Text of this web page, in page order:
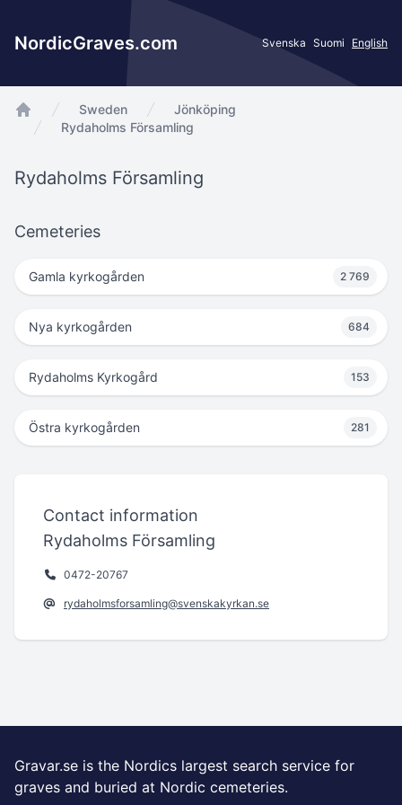
NordicGraves.com Svenska Suomi English
app.Start
Sweden
Jönköping
Rydaholms Församling
Rydaholms Församling
Cemeteries
Gamla kyrkogården 2 769
Nya kyrkogården 684
Rydaholms Kyrkogård 153
Östra kyrkogården 281
Contact information
Rydaholms Församling
0472-20767
rydaholmsforsamling@svenskakyrkan.se
Gravar.se is the Nordics largest search service for
graves and buried at Nordic cemeteries.